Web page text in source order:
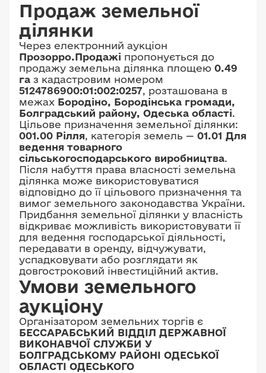
Продаж земельної
ділянки
Через електронний аукціон
Прозорро.Продажі пропонується до
продажу земельна ділянка площею 0.49
га з кадастровим номером
5124786900:01:002:0257, розташована в
межах Бородіно, Бородінська громади,
Болградський району, Одеська області.
Цільове призначення земельної ділянки:
001.00 Рілля, категорія земель — 01.01 Для
ведення товарного
сільськогосподарського виробництва.
Після набуття права власності земельна
ділянка може використовуватися
відповідно до її цільового призначення та
вимог земельного законодавства України.
Придбання земельної ділянки у власність
відкриває можливість використовувати її
для ведення господарської діяльності,
передавати в оренду, відчужувати,
успадковувати або розглядати як
довгостроковий інвестиційний актив.
Умови земельного
аукціону
Організатором земельних торгів є
БЕССАРАБСЬКИЙ ВІДДІЛ ДЕРЖАВНОЇ
ВИКОНАВЧОЇ СЛУЖБИ У
БОЛГРАДСЬКОМУ РАЙОНІ ОДЕСЬКОЇ
ОБЛАСТІ ОДЕСЬКОГО